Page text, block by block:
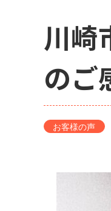
川崎
のご
お客様の声